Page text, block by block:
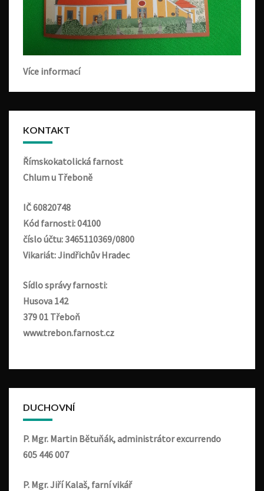
Více informací
KONTAKT
Římskokatolická farnost
Chlum u Třeboně
IČ 60820748
Kód farnosti: 04100
číslo účtu: 3465110369/0800
Vikariát: Jindřichův Hradec
Sídlo správy farnosti:
Husova 142
379 01 Třeboň
www.trebon.farnost.cz
DUCHOVNÍ
P. Mgr. Martin Bětuňák, administrátor excurrendo
605 446 007
P. Mgr. Jiří Kalaš, farní vikář